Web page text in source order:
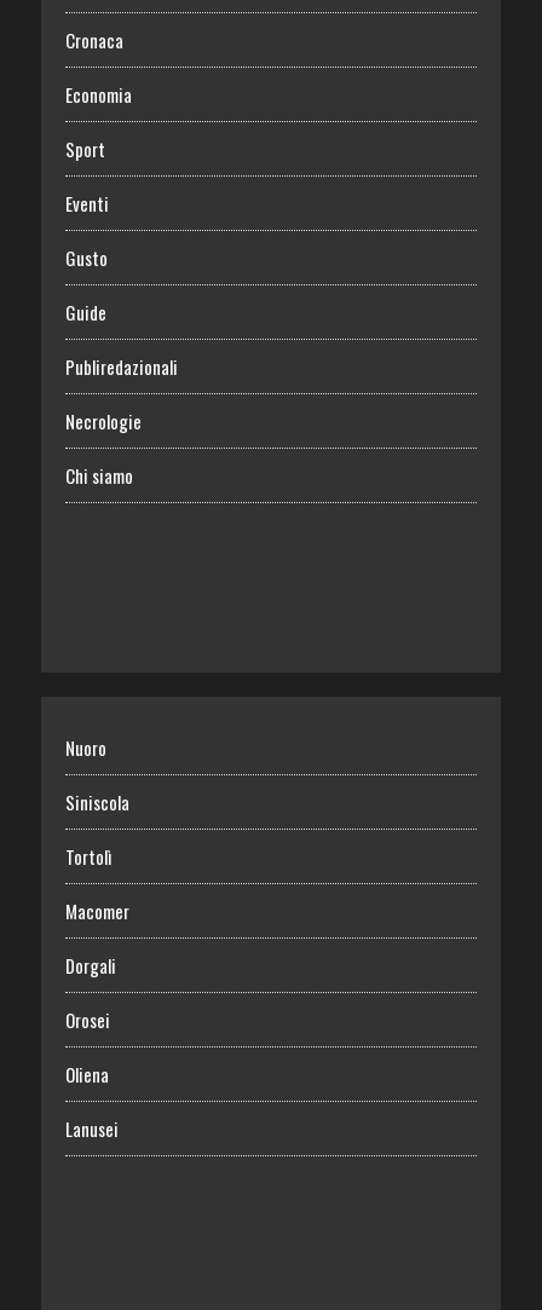
Cronaca
Economia
Sport
Eventi
Gusto
Guide
Publiredazionali
Necrologie
Chi siamo
Nuoro
Siniscola
Tortolì
Macomer
Dorgali
Orosei
Oliena
Lanusei